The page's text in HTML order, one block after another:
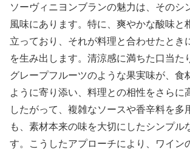
ソーヴィニヨンブランの魅力は、そのシ
風味にあります。特に、爽やかな酸味と
立っており、それが料理と合わせたとき
を生み出します。清涼感に満ちた口当た
グレープフルーツのような果実味が、食
ように寄り添い、料理との相性をさらに
したがって、複雑なソースや香辛料を多
も、素材本来の味を大切にしたシンプル
す。こうしたアプローチにより、ワイン